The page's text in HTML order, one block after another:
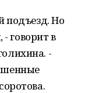
подъезд. Но
говорит в
-